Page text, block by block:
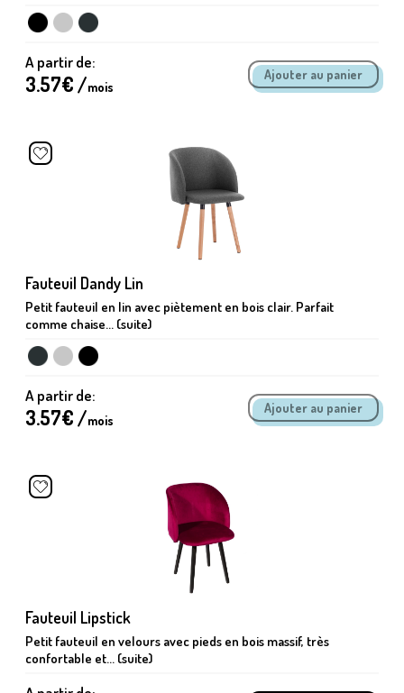
A partir de:
3.57€ /mois
Fauteuil Dandy Lin
Petit fauteuil en lin avec piètement en bois clair. Parfait
comme chaise... (suite)
A partir de:
3.57€ /mois
Fauteuil Lipstick
Petit fauteuil en velours avec pieds en bois massif, très
confortable et... (suite)